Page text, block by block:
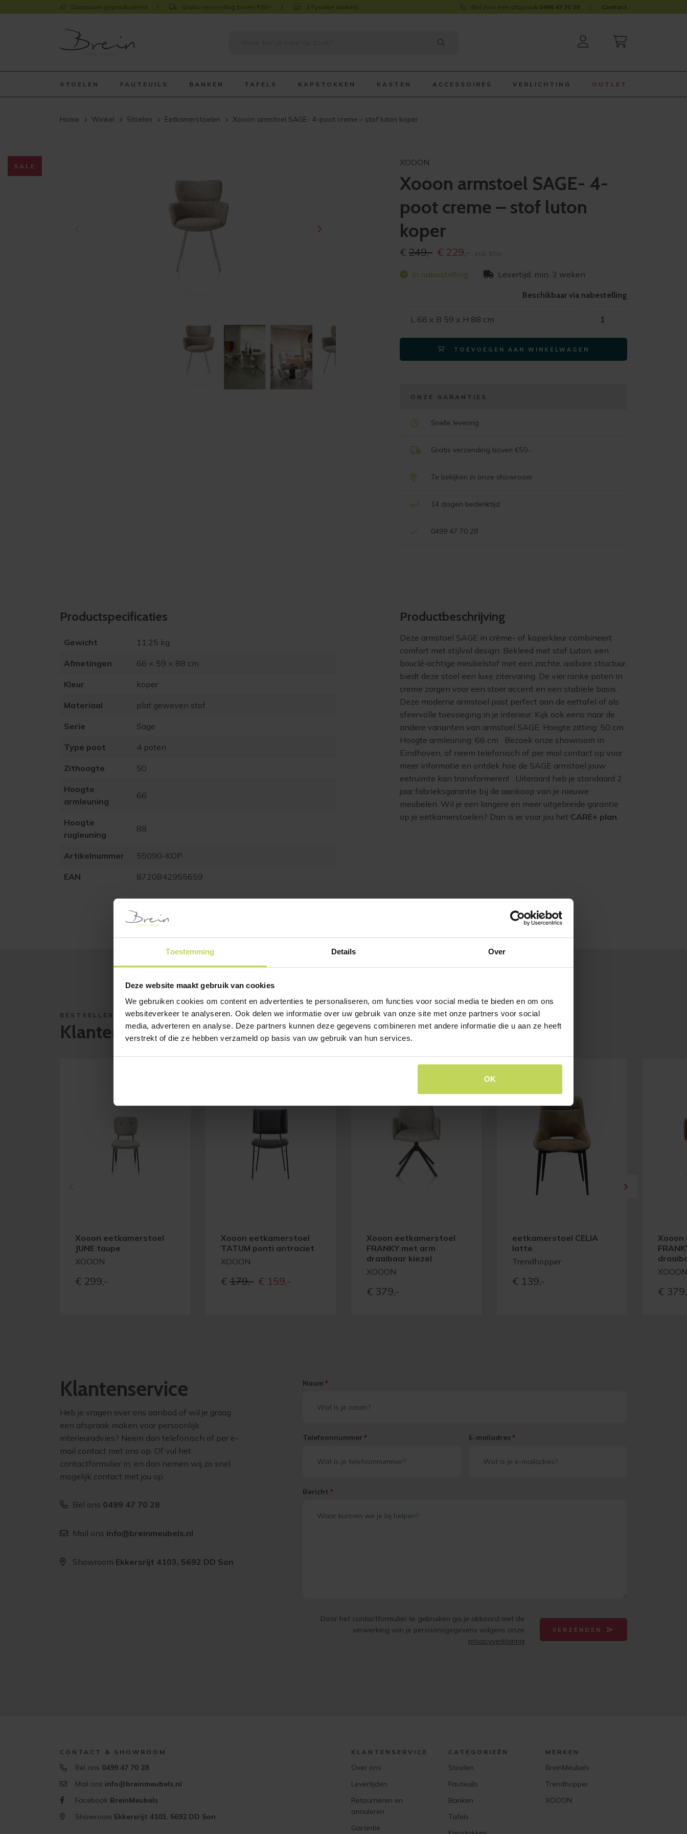
Toestemming Details Over
Deze website maakt gebruik van cookies
We gebruiken cookies om content en advertenties te personaliseren, om functies voor social media te bieden en om ons
websiteverkeer te analyseren. Ook delen we informatie over uw gebruik van onze site met onze partners voor social
media, adverteren en analyse. Deze partners kunnen deze gegevens combineren met andere informatie die u aan ze heeft
verstrekt of die ze hebben verzameld op basis van uw gebruik van hun services.
OK
Duurzaam geproduceerd Gratis verzending boven €50,- 2 Fysieke winkels Bel voor een afspraak 0499 47 70 28 Contact
STOELEN FAUTEUILS BANKEN TAFELS KAPSTOKKEN KASTEN ACCESSOIRES VERLICHTING OUTLET
Home Winkel Stoelen Eetkamerstoelen Xooon armstoel SAGE- 4-poot creme – stof luton koper
SALE XOOON
Xooon armstoel SAGE- 4-
poot creme – stof luton
koper
€ 249,- Oorspronkelijke
was:
€ 229,-
In nabestelling Levertijd: min. 3 weken
Beschikbaar via nabestelling
L 66 x B 59 x H 88 cm
armstoel
SAGE-
4-
poot
TOEVOEGEN AAN WINKELWAGEN
ONZE GARANTIES
Snelle levering
Gratis verzending boven €50,-
Te bekijken in onze showroom
14 dagen bedenktijd
0499 47 70 28
Product­specificaties
Gewicht 11,25 kg
Afmetingen 66 × 59 × 88 cm
Kleur koper
Materiaal plat geweven stof
Serie Sage
Type poot 4 poten
Zithoogte 50
Hoogte
armleuning
66
Hoogte
rugleuning
88
Artikelnummer 55090-KOP
EAN 8720842955659
Product­beschrijving
Deze armstoel SAGE in crème- of koperkleur combineert
comfort met stijlvol design. Bekleed met stof Luton, een
bouclé‑achtige meubelstof met een zachte, aaibare structuur,
biedt deze stoel een luxe zitervaring. De vier ranke poten in
creme zorgen voor een stoer accent en een stabiele basis.
Deze moderne armstoel past perfect aan de eettafel of als
sfeervolle toevoeging in je interieur. Kijk ook eens naar de
andere varianten van armstoel SAGE. Hoogte zitting: 50 cm
Hoogte armleuning: 66 cm Bezoek onze showroom in
Eindhoven, of neem telefonisch of per mail contact op voor
meer informatie en ontdek hoe de SAGE armstoel jouw
eetruimte kan transformeren! Uiteraard heb je standaard 2
jaar fabrieksgarantie bij de aankoop van je nieuwe
meubelen. Wil je een langere en meer uitgebreide garantie
op je eetkamerstoelen? Dan is er voor jou het CARE+ plan
BESTSELLERS
Klanten bekeken ook
Xooon eetkamerstoel
JUNE taupe
XOOON
€ 299,-
Xooon eetkamerstoel
TATUM ponti antraciet
XOOON
€ 179,- Oorspronkelijke
€ 159,-
Xooon eetkamerstoel
FRANKY met arm
draaibaar kiezel
XOOON
€ 379,-
eetkamerstoel CELIA
latte
Trendhopper
€ 139,-
XOOON
€
Klantenservice
Heb je vragen over ons aanbod of wil je graag
een afspraak maken voor persoonlijk
interieuradvies? Neem dan telefonisch of per e-
mail contact met ons op. Of vul het
contactformulier in, en dan nemen wij zo snel
mogelijk contact met jou op.
Bel ons 0499 47 70 28
Mail ons info@breinmeubels.nl
Showroom Ekkersrijt 4103, 5692 DD Son
Naam *
Telefoonnummer * E-mailadres *
Bericht *
Door het contactformulier te gebruiken ga je akkoord met de
verwerking van je persoonsgegevens volgens onze
privacyverklaring
VERZENDEN
CONTACT & SHOWROOM
Bel ons 0499 47 70 28
Mail ons info@breinmeubels.nl
Facebook BreinMeubels
Showroom Ekkersrijt 4103, 5692 DD Son
KLANTENSERVICE
Over ons
Levertijden
Retourneren en
annuleren
Garantie
CATEGORIEËN
Stoelen
Fauteuils
Banken
Tafels
MERKEN
BreinMeubels
Trendhopper
XOOON